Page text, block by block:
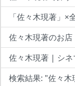
「佐々木現著」×
佐々木現著のお
佐々木現著 | シネ
検索結果: "佐々木